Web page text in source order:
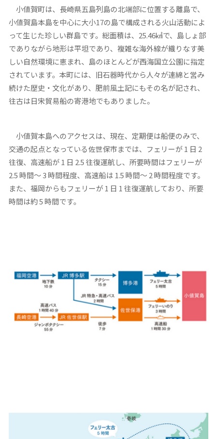
小値賀町は、長崎県五島列島の北端部に位置する離島で、
小値賀島本島を中心に大小17の島で構成される火山活動によ
って生じた珍しい群島です。総面積は、25.46㎢で、島しょ部
でありながら地形は平坦であり、複雑な海外線が織りなす美
しい自然環境に恵まれ、島のほとんどが西海国立公園に指定
されています。本町には、旧石器時代から人々が連綿と営み
続けた歴史・文化があり、肥前風土記にもその名が記され、
往古は日宋貿易船の寄港地でもありました。
小値賀本島へのアクセスは、現在、定期便は船便のみで、
交通の起点となっている佐世保市までは、フェリーが 1 日 2
往復、高速船が 1 日 2.5 往復運航し、所要時間はフェリーが
2.5 時間～ 3 時間程度、高速船は 1.5 時間～ 2 時間程度です。
また、福岡からもフェリーが 1 日 1 往復運航しており、所要
時間は約 5 時間です。